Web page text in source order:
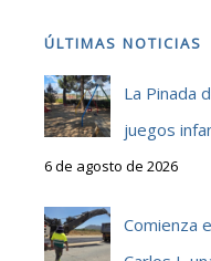
ÚLTIMAS NOTICIAS
La Pinada
juegos
6 de agosto de 2026
Comienza